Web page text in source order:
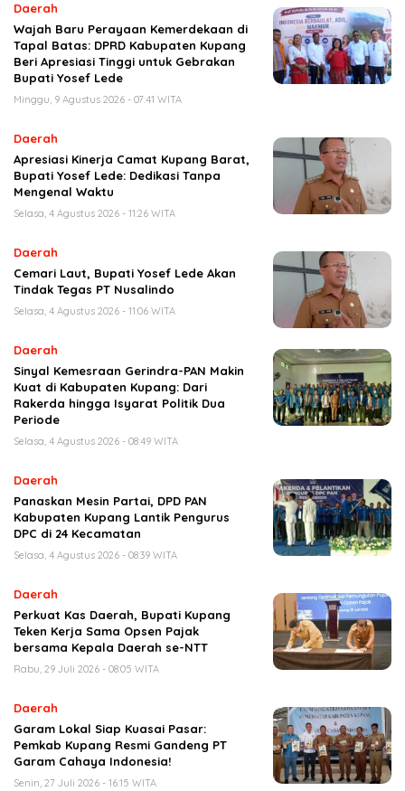
Daerah
Wajah Baru Perayaan Kemerdekaan di
Tapal Batas: DPRD Kabupaten Kupang
Beri Apresiasi Tinggi untuk Gebrakan
Bupati Yosef Lede
Minggu, 9 Agustus 2026 - 07:41 WITA
Daerah
Apresiasi Kinerja Camat Kupang Barat,
Bupati Yosef Lede: Dedikasi Tanpa
Mengenal Waktu
Selasa, 4 Agustus 2026 - 11:26 WITA
Daerah
Cemari Laut, Bupati Yosef Lede Akan
Tindak Tegas PT Nusalindo
Selasa, 4 Agustus 2026 - 11:06 WITA
Daerah
Sinyal Kemesraan Gerindra-PAN Makin
Kuat di Kabupaten Kupang: Dari
Rakerda hingga Isyarat Politik Dua
Periode
Selasa, 4 Agustus 2026 - 08:49 WITA
Daerah
Panaskan Mesin Partai, DPD PAN
Kabupaten Kupang Lantik Pengurus
DPC di 24 Kecamatan
Selasa, 4 Agustus 2026 - 08:39 WITA
Daerah
Perkuat Kas Daerah, Bupati Kupang
Teken Kerja Sama Opsen Pajak
bersama Kepala Daerah se-NTT
Rabu, 29 Juli 2026 - 08:05 WITA
Daerah
Garam Lokal Siap Kuasai Pasar:
Pemkab Kupang Resmi Gandeng PT
Garam Cahaya Indonesia!
Senin, 27 Juli 2026 - 16:15 WITA